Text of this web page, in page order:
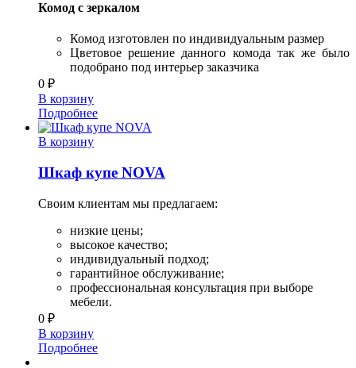
Комод с зеркалом
Комод изготовлен по индивидуальным размер
Цветовое решение данного комода так же было
подобрано под интерьер заказчика
0 ₽
В корзину
Подробнее
В корзину
Шкаф купе NOVA
Своим клиентам мы предлагаем:
низкие цены;
высокое качество;
индивидуальный подход;
гарантийное обслуживание;
профессиональная консультация при выборе
мебели.
0 ₽
В корзину
Подробнее